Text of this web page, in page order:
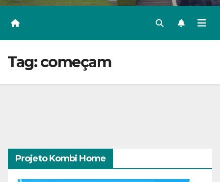
Tag:começam
Projeto Kombi Home